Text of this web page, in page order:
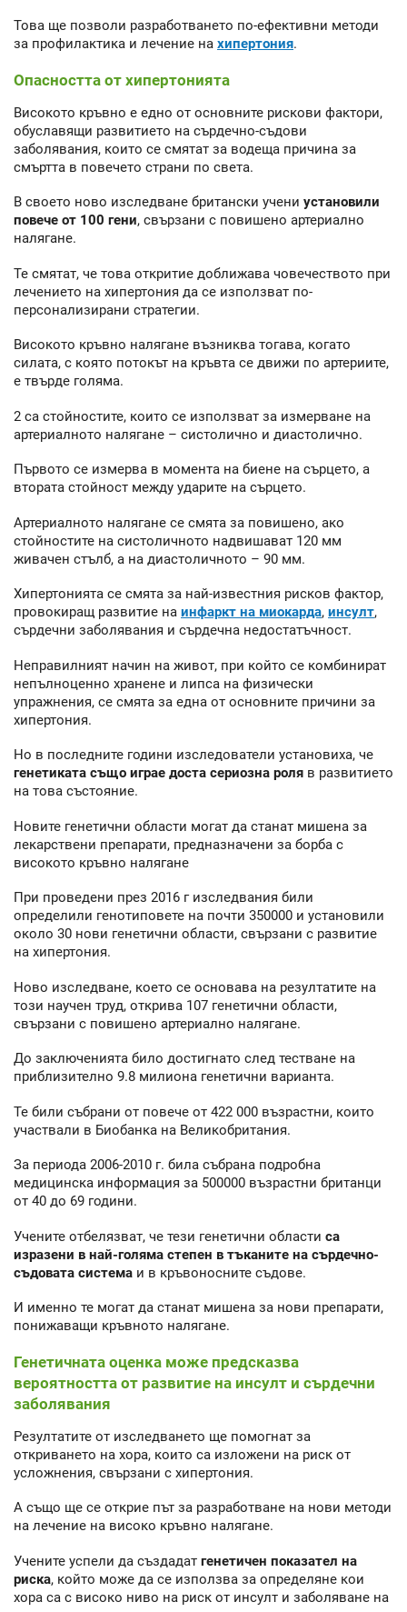
Това ще позволи разработването по-ефективни методи
за профилактика и лечение на хипертония.
Опасността от хипертонията
Високото кръвно е едно от основните рискови фактори,
обуславящи развитието на сърдечно-съдови
заболявания, които се смятат за водеща причина за
смъртта в повечето страни по света.
В своето ново изследване британски учени установили
повече от 100 гени, свързани с повишено артериално
налягане.
Те смятат, че това откритие доближава човечеството при
лечението на хипертония да се използват по-
персонализирани стратегии.
Високото кръвно налягане възниква тогава, когато
силата, с която потокът на кръвта се движи по артериите,
е твърде голяма.
2 са стойностите, които се използват за измерване на
артериалното налягане – систолично и диастолично.
Първото се измерва в момента на биене на сърцето, а
втората стойност между ударите на сърцето.
Артериалното налягане се смята за повишено, ако
стойностите на систоличното надвишават 120 мм
живачен стълб, а на диастоличното – 90 мм.
Хипертонията се смята за най-известния рисков фактор,
провокиращ развитие на инфаркт на миокарда, инсулт,
сърдечни заболявания и сърдечна недостатъчност.
Неправилният начин на живот, при който се комбинират
непълноценно хранене и липса на физически
упражнения, се смята за една от основните причини за
хипертония.
Но в последните години изследователи установиха, че
генетиката също играе доста сериозна роля в развитието
на това състояние.
Новите генетични области могат да станат мишена за
лекарствени препарати, предназначени за борба с
високото кръвно налягане
При проведени през 2016 г изследвания били
определили генотиповете на почти 350000 и установили
около 30 нови генетични области, свързани с развитие
на хипертония.
Ново изследване, което се основава на резултатите на
този научен труд, открива 107 генетични области,
свързани с повишено артериално налягане.
До заключенията било достигнато след тестване на
приблизително 9.8 милиона генетични варианта.
Те били събрани от повече от 422 000 възрастни, които
участвали в Биобанка на Великобритания.
За периода 2006-2010 г. била събрана подробна
медицинска информация за 500000 възрастни британци
от 40 до 69 години.
Учените отбелязват, че тези генетични области са
изразени в най-голяма степен в тъканите на сърдечно-
съдовата система и в кръвоносните съдове.
И именно те могат да станат мишена за нови препарати,
понижаващи кръвното налягане.
Генетичната оценка може предсказва
вероятността от развитие на инсулт и сърдечни
заболявания
Резултатите от изследването ще помогнат за
откриването на хора, които са изложени на риск от
усложнения, свързани с хипертония.
А също ще се открие път за разработване на нови методи
на лечение на високо кръвно налягане.
Учените успели да създадат генетичен показател на
риска, който може да се използва за определяне кои
хора са с високо ниво на риск от инсулт и заболяване на